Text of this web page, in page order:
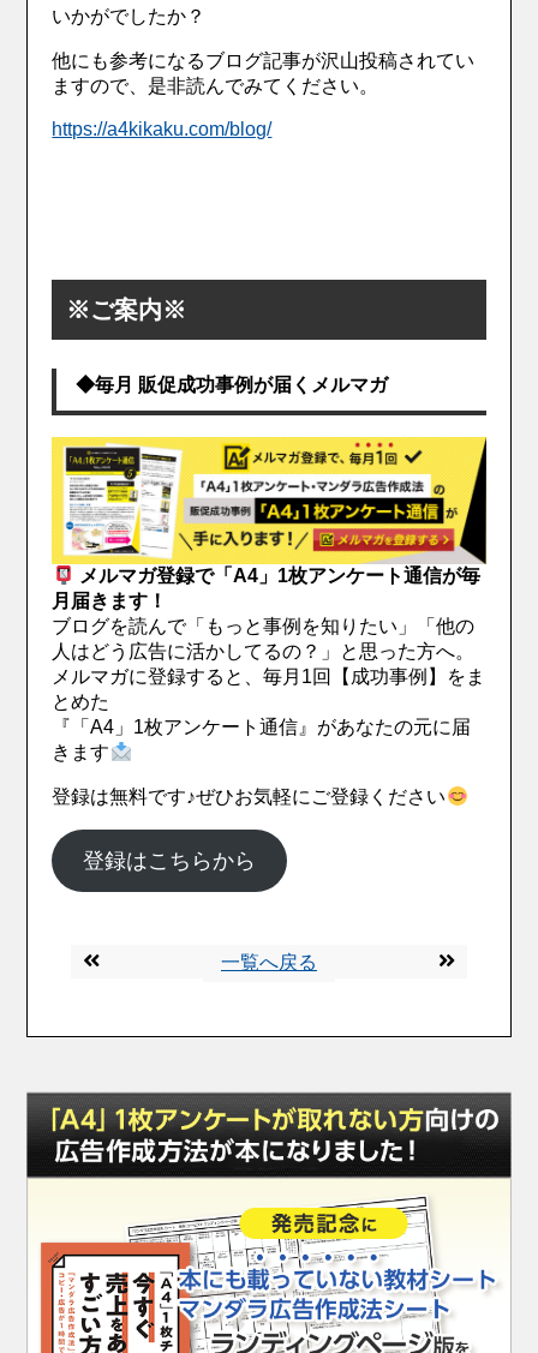
いかがでしたか？
他にも参考になるブログ記事が沢山投稿されてい
ますので、是非読んでみてください。
https://a4kikaku.com/blog/
※ご案内※
◆毎月 販促成功事例が届くメルマガ
メルマガ登録で「A4」1枚アンケート通信が毎
月届きます！
ブログを読んで「もっと事例を知りたい」「他の
人はどう広告に活かしてるの？」と思った方へ。
メルマガに登録すると、毎月1回【成功事例】をま
とめた
『「A4」1枚アンケート通信』があなたの元に届
きます
登録は無料です♪ぜひお気軽にご登録ください
登録はこちらから
一覧へ戻る